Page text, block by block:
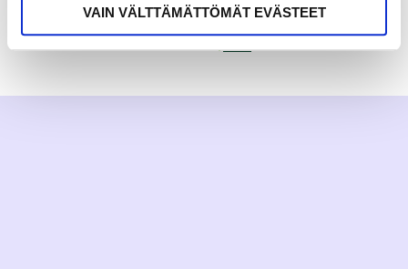
VAIN VÄLTTÄMÄTTÖMÄT EVÄSTEET
RAKKAUDELLA,MEOM